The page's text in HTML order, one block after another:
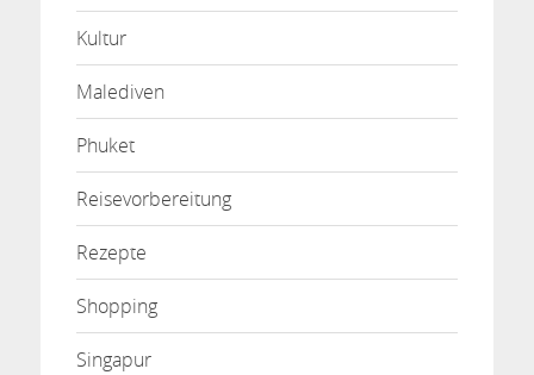
Kultur
Malediven
Phuket
Reisevorbereitung
Rezepte
Shopping
Singapur